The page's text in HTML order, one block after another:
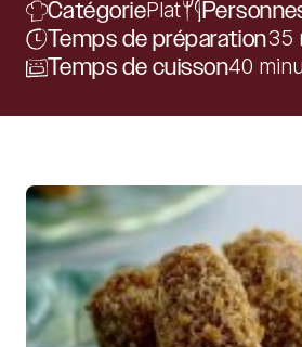
CatégoriePlat
Temps de préparation35
Temps de cuisson40